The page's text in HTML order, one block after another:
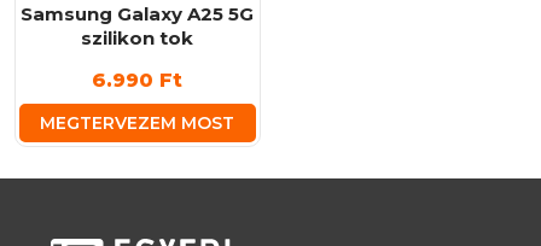
Samsung Galaxy A25 5G
szilikon tok
6.990 Ft
MEGTERVEZEM MOST